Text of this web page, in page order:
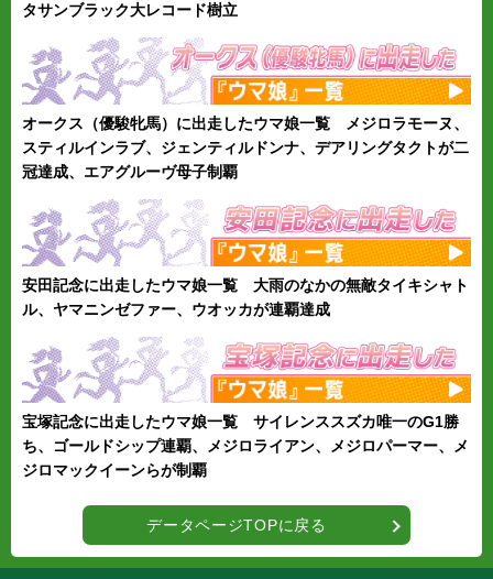
タサンブラック大レコード樹立
オークス（優駿牝馬）に出走したウマ娘一覧 メジロラモーヌ、
スティルインラブ、ジェンティルドンナ、デアリングタクトが二
冠達成、エアグルーヴ母子制覇
安田記念に出走したウマ娘一覧 大雨のなかの無敵タイキシャト
ル、ヤマニンゼファー、ウオッカが連覇達成
宝塚記念に出走したウマ娘一覧 サイレンススズカ唯一のG1勝
ち、ゴールドシップ連覇、メジロライアン、メジロパーマー、メ
ジロマックイーンらが制覇
データページTOPに戻る